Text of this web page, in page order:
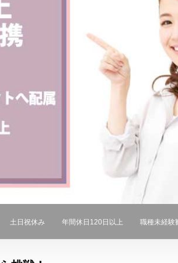
土日祝休み 年間休日120日以上 職種未経験